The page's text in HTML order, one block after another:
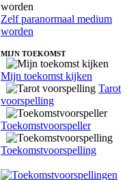
Zelf paranormaal medium
worden
MIJN TOEKOMST
Mijn toekomst kijken
Tarot
voorspelling
Toekomstvoorspeller
Toekomstvoorspelling